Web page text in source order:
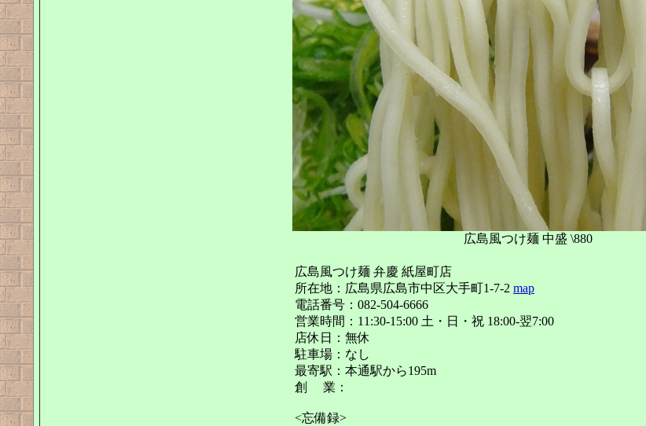
広島風つけ麺 中盛 \880
広島風つけ麺 弁慶 紙屋町店
所在地：広島県広島市中区大手町1-7-2 map
電話番号：082-504-6666
営業時間：11:30-15:00 土・日・祝 18:00-翌7:00
店休日：無休
駐車場：なし
最寄駅：本通駅から195m
創 業：
<忘備録>